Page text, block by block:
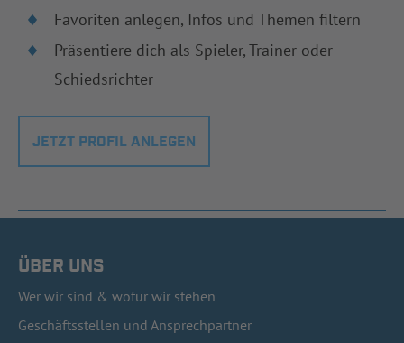
Favoriten anlegen, Infos und Themen filtern
Präsentiere dich als Spieler, Trainer oder
Schiedsrichter
JETZT PROFIL ANLEGEN
ÜBER UNS
Wer wir sind & wofür wir stehen
Geschäftsstellen und Ansprechpartner